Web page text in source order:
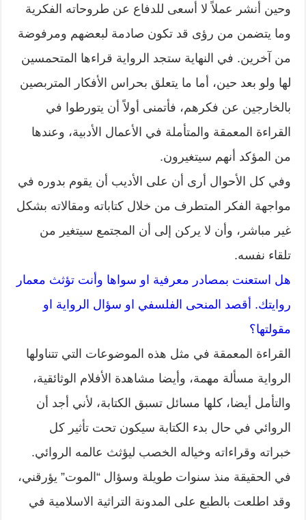
وحين أنشر عملاً لا أسعى للدفاع عن طروحاته الفكرية
وما يتضمن من رؤى قد تكون صادمة لبعضهم ومرفوضة
من آخرين. في النهاية ستجد الرواية قراءها المتحمسين
لها ولو بعد حين، أما ما يتعلق بحراس الأفكار المتربصين
بالخارجين عن فكرهم، فأتمنى أولاً أن يتورطوا في
القراءة المعمقة والمتأملة في الأعمال الأدبية، وعندها
من المؤكد أنهم سيتغيرون.
وفي كل الأحوال أرى أن على الأديب أن يقوم بدوره في
مواجهة الفكر المتطرف من خلال كتاباته ومقالاته بشكل
غير مباشر، وأن لا يركن إلى أن المجتمع سيتغير من
تلقاء نفسه.
هل استعنت بمصادر معرفية او سواها وأنت تؤثث معمار
روايتك. أقصد المنحى الفلسفي او سؤال الرواية او
مقولتها؟
القراءة المعمقة في مثل هذه الموضوعات التي تتناولها
الرواية مسألة مهمة، وأيضا مشاهدة الأفلام الوثائقية،
والتأمل أيضا، كلها مسائل تسبق الكتابة، لأني أجد أن
الروائي في حال بدء الكتابة سيكون تحت تأثير كل
خبراته وقراءاته وخياله الخصب ليؤثث عالمه الروائي.
في الحقيقة منذ سنوات طويلة وسؤال “الموت” يؤرقني،
وقد اطلعت بالطبع على المدونة التراثية الاسلامية في